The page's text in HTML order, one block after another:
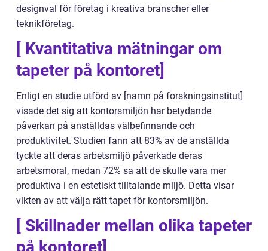
designval för företag i kreativa branscher eller
teknikföretag.
[ Kvantitativa mätningar om
tapeter på kontoret]
Enligt en studie utförd av [namn på forskningsinstitut]
visade det sig att kontorsmiljön har betydande
påverkan på anställdas välbefinnande och
produktivitet. Studien fann att 83% av de anställda
tyckte att deras arbetsmiljö påverkade deras
arbetsmoral, medan 72% sa att de skulle vara mer
produktiva i en estetiskt tilltalande miljö. Detta visar
vikten av att välja rätt tapet för kontorsmiljön.
[ Skillnader mellan olika tapeter
på kontoret]